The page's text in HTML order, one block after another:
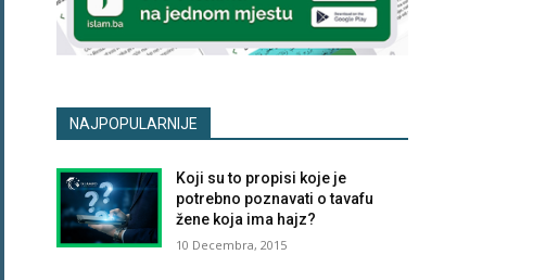
NAJPOPULARNIJE
Koji su to propisi koje je
potrebno poznavati o tavafu
žene koja ima hajz?
10 Decembra, 2015